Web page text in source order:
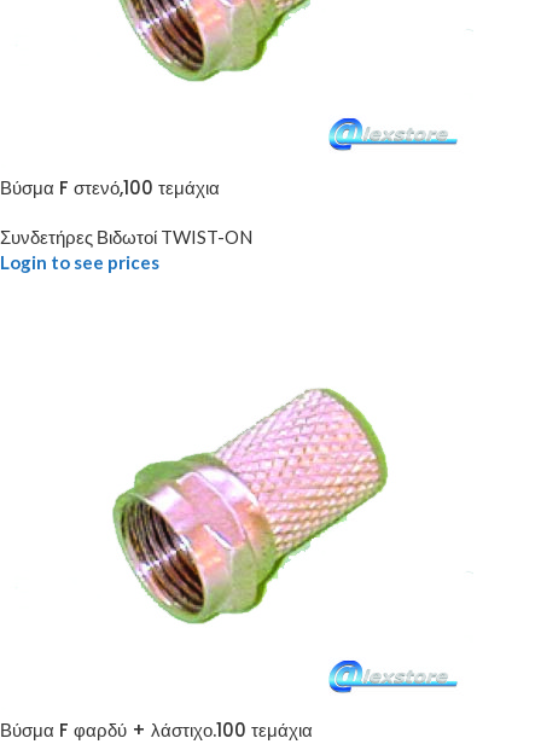
Βύσμα F στενό,100 τεμάχια
Συνδετήρες Βιδωτοί TWIST-ON
Login to see prices
Βύσμα F φαρδύ + λάστιχο.100 τεμάχια